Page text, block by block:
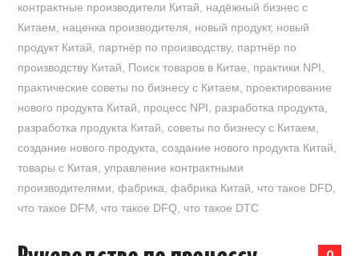
контрактные производители Китай
надёжный бизнес с
Китаем
наценка производителя новый продукт, новый
продукт Китай
партнёр по производству, партнёр по
производству Китай
Поиск товаров в Китае практики NPI
практические советы по бизнесу с Китаем
проектирование
нового продукта Китай
процесс NPI разработка продукта
разработка продукта Китай ,советы по бизнесу с Китаем
создание нового продукта ,создание нового продукта Китай
товары с Китая ,управление контрактными
производителями ,фабрика ,фабрика Китай что такое DFD
что такое DFM
что такое DFQ что такое DTC